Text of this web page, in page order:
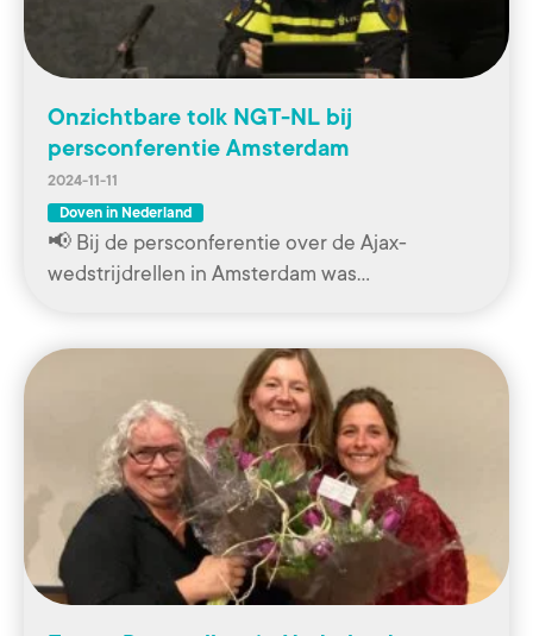
Onzichtbare tolk NGT-NL bij
persconferentie Amsterdam
2024-11-11
Doven in Nederland
📢 Bij de persconferentie over de Ajax-
wedstrijdrellen in Amsterdam was…